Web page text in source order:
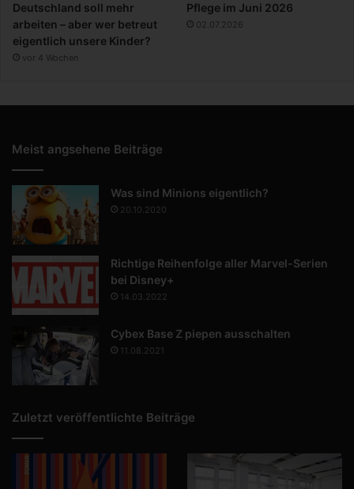
Deutschland soll mehr
arbeiten – aber wer betreut
eigentlich unsere Kinder?
vor 4 Wochen
Pflege im Juni 2026
02.07.2026
Meist angsehene Beiträge
Was sind Minions eigentlich?
20.10.2020
Richtige Reihenfolge aller Marvel-Serien
bei Disney+
14.03.2022
Cybex Base Z piepen ausschalten
11.08.2021
Zuletzt veröffentlichte Beiträge